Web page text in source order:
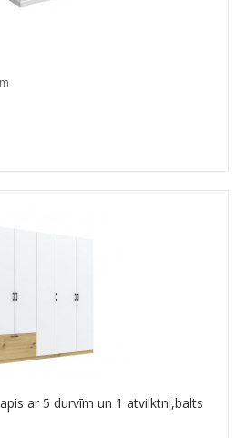
ar 5 durvīm un 1 atvilktni,balts